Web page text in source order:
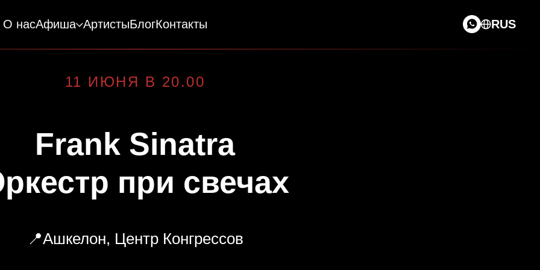
О насАфиша АртистыБлогКонтакты RUS
11 ИЮНЯ В 20.00
Frank Sinatra
при свечах
📍Ашкелон, Центр Конгрессов